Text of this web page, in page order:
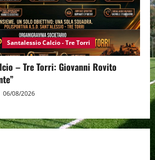
Santalessio Calcio - Tre Torri
– Tre Torri: Giovanni Rovito
06/08/2026